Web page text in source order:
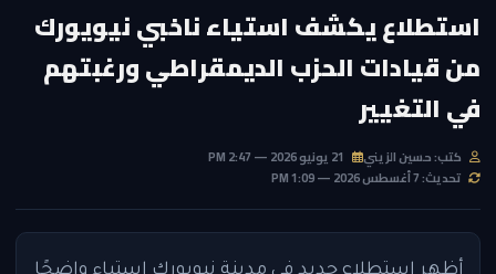
استطلاع يكشف استياء ناخبي نيويورك
من قيادات الحزب الديمقراطي ورغبتهم
في التغيير
كتب: حسين الزيني
تحديث: 7 أغسطس 2026 — 1:09 PM